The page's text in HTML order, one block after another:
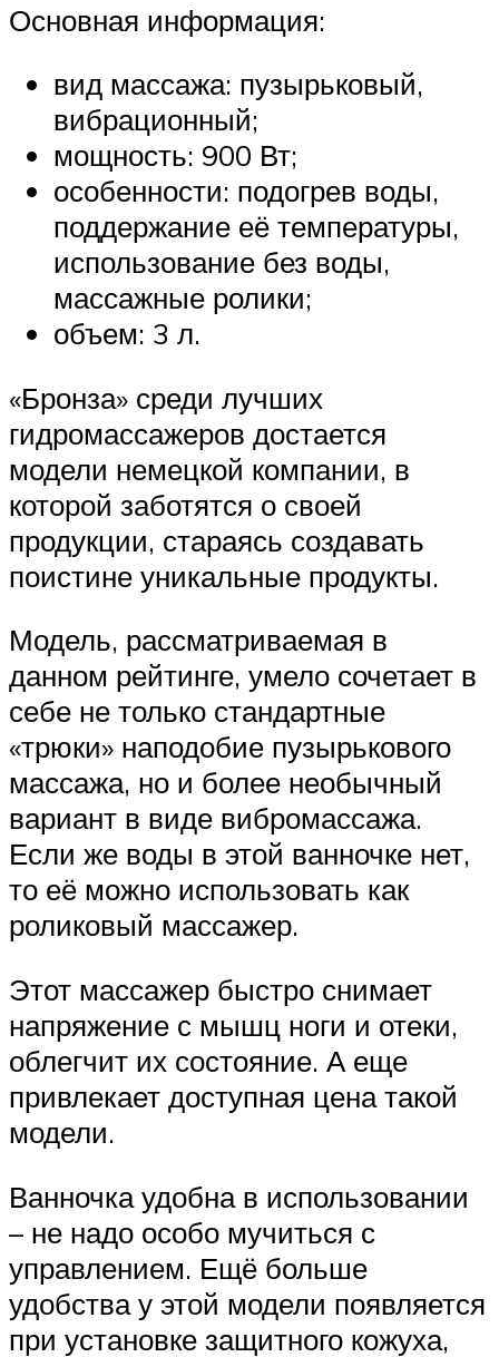
Основная информация:
вид массажа: пузырьковый,
вибрационный;
мощность: 900 Вт;
особенности: подогрев воды,
поддержание её температуры,
использование без воды,
массажные ролики;
объем: 3 л.
«Бронза» среди лучших
гидромассажеров достается
модели немецкой компании, в
которой заботятся о своей
продукции, стараясь создавать
поистине уникальные продукты.
Модель, рассматриваемая в
данном рейтинге, умело сочетает в
себе не только стандартные
«трюки» наподобие пузырькового
массажа, но и более необычный
вариант в виде вибромассажа.
Если же воды в этой ванночке нет,
то её можно использовать как
роликовый массажер.
Этот массажер быстро снимает
напряжение с мышц ноги и отеки,
облегчит их состояние. А еще
привлекает доступная цена такой
модели.
Ванночка удобна в использовании
– не надо особо мучиться с
управлением. Ещё больше
удобства у этой модели появляется
при установке защитного кожуха,